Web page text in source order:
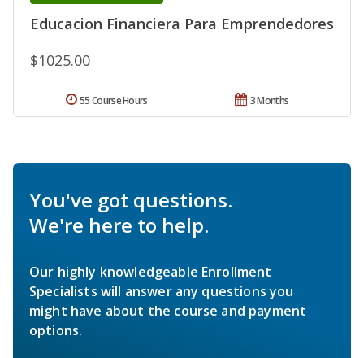
Educacion Financiera Para Emprendedores
$1025.00
3 Months
55 Course Hours
You've got questions.
We're here to help.
Our highly knowledgeable Enrollment
Specialists will answer any questions you
might have about the course and payment
options.